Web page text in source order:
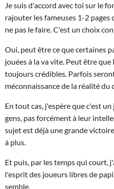
Je suis d'accord avec toi sur le
rajouter les fameuses 1-2 pages
ne pas le faire. C'est un choix
Oui, peut être ce que certaines
jouées à la va vite. Peut être
toujours crédibles. Parfois
méconnaissance de la réalité du
En tout cas, j'espère que c'est
gens, pas forcément à leur
sujet est déjà une grande
à plus.
Et puis, par les temps qui court,
l'esprit des joueurs libres de
semble.